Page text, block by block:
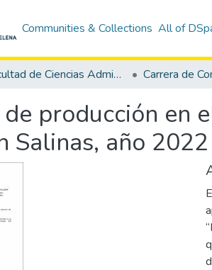
Communities & Collections All of
Facultad de Ciencias Administrativas
de producción en
Salinas, año 2022